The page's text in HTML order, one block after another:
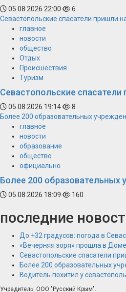
05.08.2026 22:00
6
Севастопольские спасатели
главное
новости
общество
Отдых
Происшествия
Туризм
Севастопольские
05.08.2026 19:14
8
Более 200 образовательных
главное
новости
образование
общество
официально
Более 200 образовательных
05.08.2026 18:09 160
последние
До +32 градусов: погода в
«Вечерняя зоря» прошла в
Севастопольские спасатели
Более 200 образовательных
Водитель похитил у
Учредитель: ООО "Русский Крым".